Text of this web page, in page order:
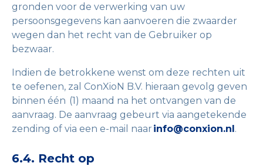
gronden voor de verwerking van uw
persoonsgegevens kan aanvoeren die zwaarder
wegen dan het recht van de Gebruiker op
bezwaar.
Indien de betrokkene wenst om deze rechten uit
te oefenen, zal ConXioN B.V. hieraan gevolg geven
binnen één (1) maand na het ontvangen van de
aanvraag. De aanvraag gebeurt via aangetekende
zending of via een e-mail naar info@conxion.nl.
6.4. Recht op